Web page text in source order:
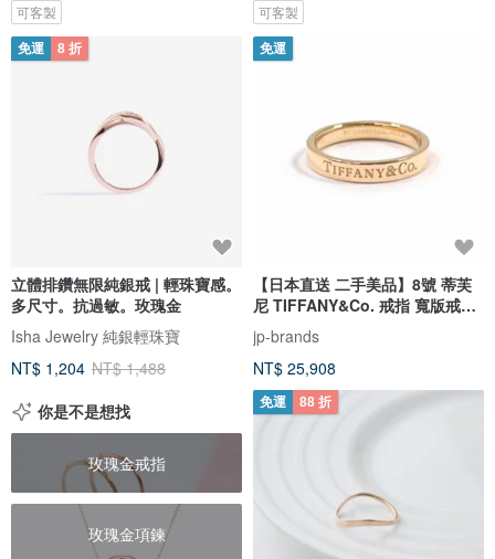
可客製 可客製
免運 8 折
立體排鑽無限純銀戒 | 輕珠寶感。
多尺寸。抗過敏。玫瑰金
Isha Jewelry 純銀輕珠寶
NT$ 1,204 NT$ 1,488
免運
【日本直送 二手美品】8號 蒂芙
尼 TIFFANY&Co. 戒指 寬版戒指
K18玫瑰金 精品珠寶
jp-brands
NT$ 25,908
你是不是想找
玫瑰金戒指
玫瑰金項鍊
免運 88 折